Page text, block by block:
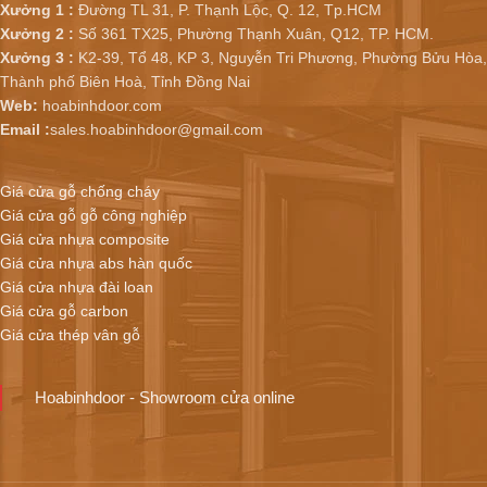
Xưởng 1 : Đường TL 31, P. Thạnh Lộc, Q. 12, Tp.HCM
Xưởng 2 : Số 361 TX25, Phường Thạnh Xuân, Q12, TP. HCM.
Xưởng 3 : K2-39, Tổ 48, KP 3, Nguyễn Tri Phương, Phường Bửu Hòa,
Thành phố Biên Hoà, Tỉnh Đồng Nai
Web: hoabinhdoor.com
Email :sales.hoabinhdoor@gmail.com
Giá cửa gỗ chống cháy
Giá cửa gỗ gỗ công nghiệp
Giá cửa nhựa composite
Giá cửa nhựa abs hàn quốc
Giá cửa nhựa đài loan
Giá cửa gỗ carbon
Giá cửa thép vân gỗ
Hoabinhdoor - Showroom cửa online